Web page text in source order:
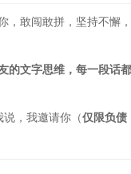
，敢闯敢拼，坚持不懈，
的文字思维，每一段话都
，我邀请你（仅限负债